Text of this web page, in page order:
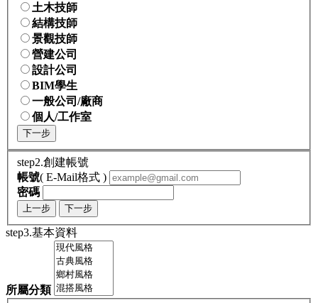
土木技師
結構技師
景觀技師
營建公司
設計公司
BIM學生
一般公司/廠商
個人/工作室
下一步
step2.創建帳號
帳號( E-Mail格式 )
密碼
上一步 下一步
step3.基本資料
所屬分類